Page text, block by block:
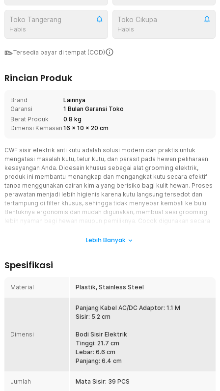
Toko Tangerang
Habis
Toko Cikupa
Habis
Tersedia bayar di tempat (COD)
Rincian Produk
Brand
Lainnya
Garansi
1 Bulan Garansi Toko
Berat Produk
0.8 kg
Dimensi Kemasan 16 x 10 x 20 cm
CWF sisir elektrik anti kutu adalah solusi modern dan praktis untuk
mengatasi masalah kutu, telur kutu, dan parasit pada hewan peliharaan
kesayangan Anda. Didesain khusus sebagai alat grooming elektrik,
produk ini membantu menangkap dan mengangkat kutu secara efektif
tanpa menggunakan cairan kimia yang berisiko bagi kulit hewan. Proses
perawatan menjadi lebih higienis karena kutu langsung tersedot dan
tertampung di filter khusus, sehingga tidak menyebar kembali ke bulu.
Bentuknya ergonomis dan mudah digunakan, membuat sesi grooming
lebih nyaman bagi hewan maupun pemiliknya. Cocok digunakan secara
anjing maupun kucing di rumah.
Sisir ini bekerja dengan sistem elektrik yang mampu menarik kutu,
bersih, cepat, dan minim kontak langsung dengan kotoran atau
Sisir Halus Aman untuk Kulit Hewan
Gigi sisir dirancang dengan jarak rapat dan ujung yang halus
sehingga mampu menjangkau hingga ke akar bulu tanpa melukai
kulit hewan. Hewan tetap merasa nyaman saat disisir, bahkan untuk
Filter Penangkap Sekali Pakai yang Higienis
Lebih Banyak
Spesifikasi
Material Plastik, Stainless Steel
Dimensi
Panjang Kabel AC/DC Adaptor: 1.1 M
Sisir: 5.2 cm
Bodi Sisir Elektrik
Tinggi: 21.7 cm
Lebar: 6.6 cm
Panjang: 6.4 cm
Jumlah Mata Sisir: 39 PCS